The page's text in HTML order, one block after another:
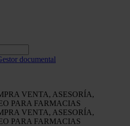
documental
VENTA, ASESORÍA,
PARA FARMACIAS
VENTA, ASESORÍA,
PARA FARMACIAS